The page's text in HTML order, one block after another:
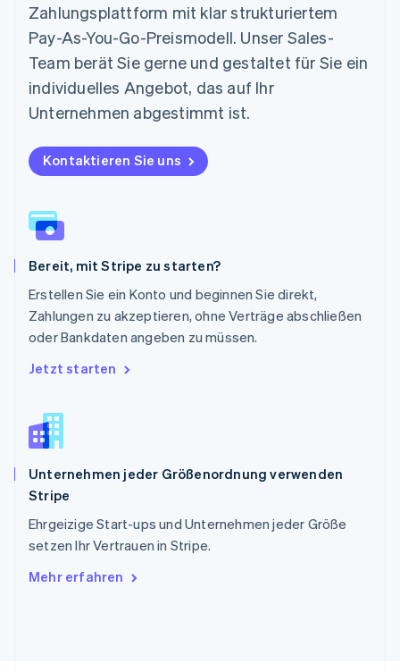
Zahlungsplattform mit klar strukturiertem
Pay-As-You-Go-Preismodell. Unser Sales-
Team berät Sie gerne und gestaltet für Sie ein
individuelles Angebot, das auf Ihr
Unternehmen abgestimmt ist.
Kontaktieren Sie uns
Bereit, mit Stripe zu starten?
Erstellen Sie ein Konto und beginnen Sie direkt,
Zahlungen zu akzeptieren, ohne Verträge abschließen
oder Bankdaten angeben zu müssen.
Jetzt starten
Unternehmen jeder Größenordnung verwenden
Stripe
Ehrgeizige Start-ups und Unternehmen jeder Größe
setzen Ihr Vertrauen in Stripe.
Mehr erfahren
NederlandsEnglish
Norwegen
English
Österreich
Deutsch English
Polen
Portugal
PortuguêsEnglish
Rumänien
Schweden
Svenska
Deutsch FrançaisItalianoEnglish
Singapur
Slowakei
English
Slowenien
China
English
EspañolEnglish
Thailand
Tschechische Republik
English
English